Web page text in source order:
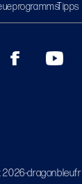
Tipps
2026-dragonbleufr